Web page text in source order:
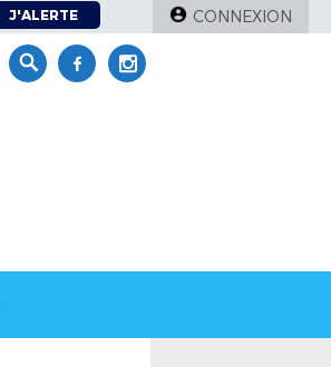
J'ALERTE CONNEXION